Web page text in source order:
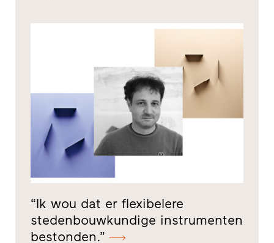
“Ik wou dat er flexibelere
stedenbouwkundige instrumenten
bestonden.”